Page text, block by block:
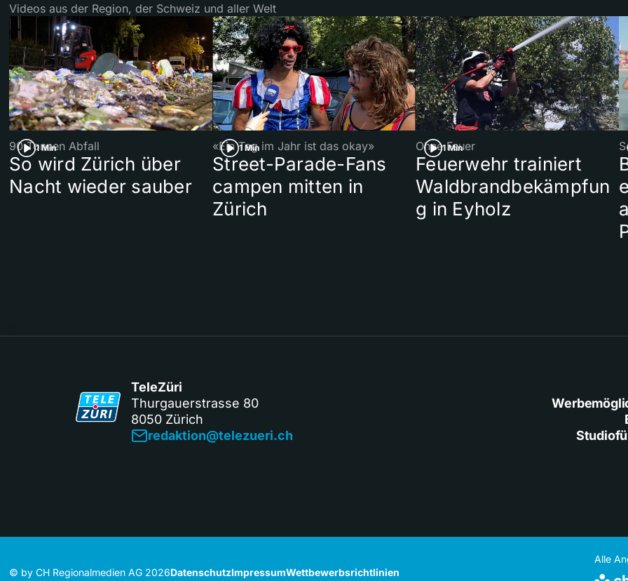
Videos aus der Region, der Schweiz und aller Welt
1 Min
90 Tonnen Abfall
So wird Zürich über
Nacht wieder sauber
1 Min
«Ein Tag im Jahr ist das okay»
Street-Parade-Fans
campen mitten in
Zürich
1 Min
Ohne Feuer
Feuerwehr trainiert
Waldbrandbekämpfun
g in Eyholz
TeleZüri
Thurgauerstrasse 80
8050 Zürich
redaktion@telezueri.ch
© by CH Regionalmedien AG 2026DatenschutzImpressumWettbewerbsrichtlinien
Alle